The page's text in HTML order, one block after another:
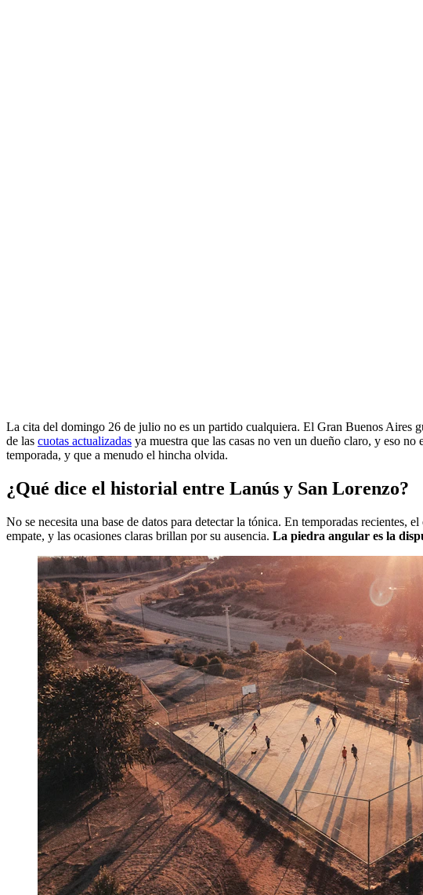
La cita del domingo 26 de julio no es un partido cualquiera. El Gran Buenos Aires
de las cuotas actualizadas ya muestra que las casas no ven un dueño claro, y eso
temporada, y que a menudo el hincha olvida.
¿Qué dice el historial entre Lanús y San Lorenzo?
No se necesita una base de datos para detectar la tónica. En temporadas
empate, y las ocasiones claras brillan por su ausencia. La piedra angular es la